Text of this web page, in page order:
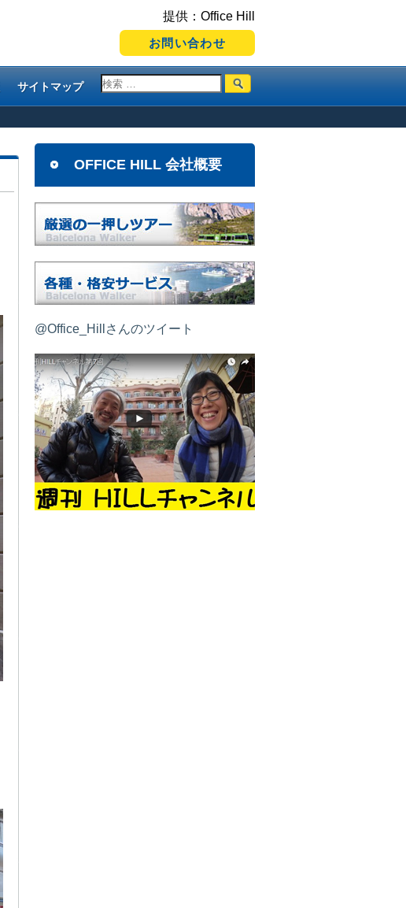
提供：Office Hill
お問い合わせ
サイトマップ
OFFICE HILL 会社概要
@Office_Hillさんのツイート